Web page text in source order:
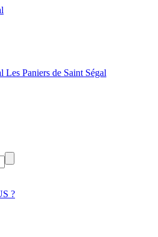
Les Paniers de Saint Ségal
?